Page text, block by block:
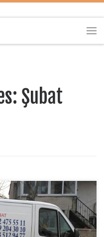
Şubat
esenler de mimarsinan
mahallesi halı yıkama
firmaları,Esenler